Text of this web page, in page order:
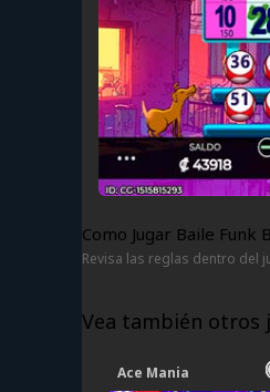
Como Jugar Baile Funk
Revisa las reglas dentro del
Vea también otros
Ace Mania